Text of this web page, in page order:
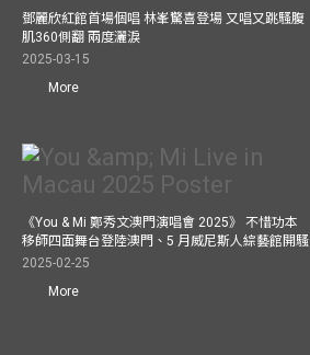
鄧麗欣紅館首場個唱 林峯驚喜登場 又唱又跳騷腹
肌360側翻 兩度灑淚
2025-03-15
More
《You & Mi 鄭秀文澳門演唱會 2025》 不惜功本
移師四面舞台登陸澳門、5 月威尼斯人綜藝館開騷
2025-02-25
More